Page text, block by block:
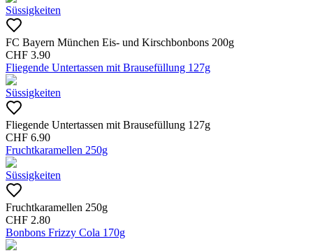
Süssigkeiten
FC Bayern München Eis- und Kirschbonbons 200g
CHF 3.90
Fliegende Untertassen mit Brausefüllung 127g
Süssigkeiten
Fliegende Untertassen mit Brausefüllung 127g
CHF 6.90
Fruchtkaramellen 250g
Süssigkeiten
Fruchtkaramellen 250g
CHF 2.80
Bonbons Frizzy Cola 170g